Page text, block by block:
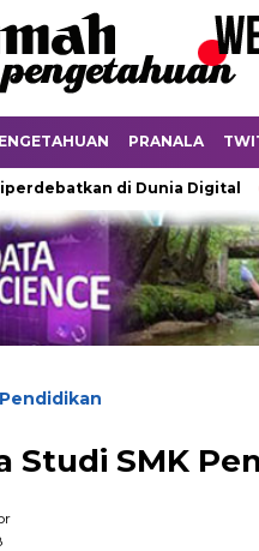
PRANALA
di Dunia Digital
Pendidikan
Studi SMK